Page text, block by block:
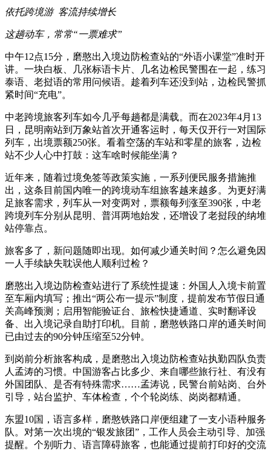
依托跨境游 客流持续增长
这趟动车，常常“一票难求”
中午12点15分，磨憨出入境边防检查站的“外语小课堂”准时开
讲。一块白板、几张标语卡片、几名边检民警围在一起，练习
泰语、老挝语的常用问候语。趁着列车还没到站，边检民警抓
紧时间“充电”。
中老跨境旅客列车如今几乎每趟都是满载。而在2023年4月13
日，昆明南站到万象站首次开通客运时，每天仅开行一对国际
列车，出境票额250张。看着空荡的车站和零星的旅客，边检
站不少人心中打鼓：这车啥时候能坐满？
近年来，随着过境免签等政策实施，一系列便民服务措施推
出，这条目前国内唯一的跨境动车组旅客越来越多。为更好满
足旅客需求，列车从一对变两对，票额每列涨至390张，中老
跨境列车分别从昆明、普洱两地始发，还增设了老挝段的纳堆
站停靠点。
旅客多了，新问题随即出现。如何减少通关时间？怎么避免因
一人手续缺失耽误他人顺利过检？
磨憨出入境边防检查站进行了系统性提速：外国人入境卡前置
至车厢内填写；推出“两公布一提示”制度，提前发布节假日通
关高峰预测；启用智能验证台、旅检快捷通道、实时翻译设
备、出入境记录自助打印机。目前，磨憨铁路口岸的通关时间
已由过去的90分钟压缩至52分钟。
到岗前分析旅客构成，是磨憨出入境边防检查站执勤四队负责
人孟涛的习惯。中国游客占比多少、来自哪些旅行社、有没有
外国团队、是否有特殊需求……孟涛说，民警台前站岗、台外
引导，站台监护、车体检查，个个轮岗练、岗岗都精通。
东盟10国，语言多样，磨憨铁路口岸便组建了一支小语种服务
队。对第一次出境的“银发旅团”，工作人员会主动引导、加强
提醒。个别听力、语言障碍旅客，也能通过提前打印好的交流